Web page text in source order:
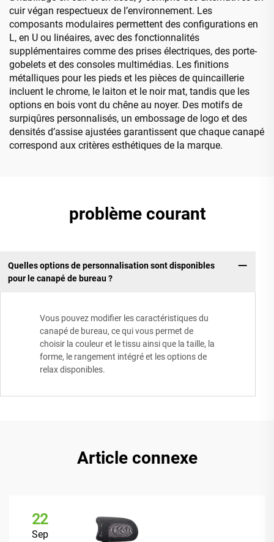
cuir végan respectueux de l’environnement. Les
composants modulaires permettent des configurations en
L, en U ou linéaires, avec des fonctionnalités
supplémentaires comme des prises électriques, des porte-
gobelets et des consoles multimédias. Les finitions
métalliques pour les pieds et les pièces de quincaillerie
incluent le chrome, le laiton et le noir mat, tandis que les
options en bois vont du chêne au noyer. Des motifs de
surpiqûres personnalisés, un embossage de logo et des
densités d’assise ajustées garantissent que chaque canapé
correspond aux critères esthétiques de la marque.
problème courant
Quelles options de personnalisation sont disponibles
pour le canapé de bureau ?
Vous pouvez modifier les caractéristiques du
canapé de bureau, ce qui vous permet de
choisir la couleur et le tissu ainsi que la taille, la
forme, le rangement intégré et les options de
relax disponibles.
Article connexe
22
Sep